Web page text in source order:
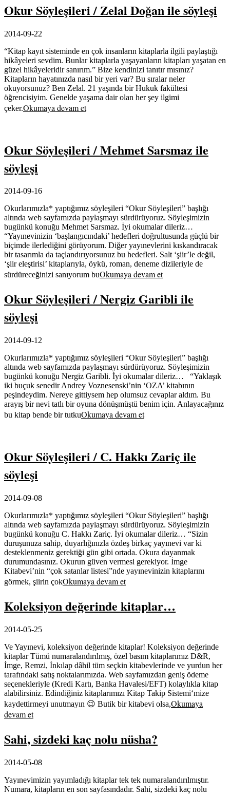
Okur Söyleşileri / Zelal Doğan ile söyleşi
2014-09-22
“Kitap kayıt sisteminde en çok insanların kitaplarla ilgili paylaştığı
hikâyeleri sevdim. Bunlar kitaplarla yaşayanların kitapları yaşatan en
güzel hikâyeleridir sanırım.” Bize kendinizi tanıtır mısınız?
Kitapların hayatınızda nasıl bir yeri var? Bu sıralar neler
okuyorsunuz? Ben Zelal. 21 yaşında bir Hukuk fakültesi
öğrencisiyim. Genelde yaşama dair olan her şey ilgimi
çeker.Okumaya devam et
Okur Söyleşileri / Mehmet Sarsmaz ile
söyleşi
2014-09-16
Okurlarımızla* yaptığımız söyleşileri “Okur Söyleşileri” başlığı
altında web sayfamızda paylaşmayı sürdürüyoruz. Söyleşimizin
bugünkü konuğu Mehmet Sarsmaz. İyi okumalar dileriz…
“Yayınevinizin ‘başlangıcındaki’ hedefleri doğrultusunda güçlü bir
biçimde ilerlediğini görüyorum. Diğer yayınevlerini kıskandıracak
bir tasarımla da taçlandırıyorsunuz bu hedefleri. Salt ‘şiir’le değil,
‘şiir eleştirisi’ kitaplarıyla, öykü, roman, deneme dizileriyle de
sürdüreceğinizi sanıyorum buOkumaya devam et
Okur Söyleşileri / Nergiz Garibli ile
söyleşi
2014-09-12
Okurlarımızla* yaptığımız söyleşileri “Okur Söyleşileri” başlığı
altında web sayfamızda paylaşmayı sürdürüyoruz. Söyleşimizin
bugünkü konuğu Nergiz Garibli. İyi okumalar dileriz… “Yaklaşık
iki buçuk senedir Andrey Voznesenski’nin ‘OZA’ kitabının
peşindeydim. Nereye gittiysem hep olumsuz cevaplar aldım. Bu
arayış bir nevi tatlı bir oyuna dönüşmüştü benim için. Anlayacağınız
bu kitap bende bir tutkuOkumaya devam et
Okur Söyleşileri / C. Hakkı Zariç ile
söyleşi
2014-09-08
Okurlarımızla* yaptığımız söyleşileri “Okur Söyleşileri” başlığı
altında web sayfamızda paylaşmayı sürdürüyoruz. Söyleşimizin
bugünkü konuğu C. Hakkı Zariç. İyi okumalar dileriz… “Sizin
duruşunuza sahip, duyarlığınızla özdeş birkaç yayınevi var ki
desteklenmeniz gerektiği gün gibi ortada. Okura dayanmak
durumundasınız. Okurun güven vermesi gerekiyor. İmge
Kitabevi’nin “çok satanlar listesi”nde yayınevinizin kitaplarını
görmek, şiirin çokOkumaya devam et
Koleksiyon değerinde kitaplar…
2014-05-25
Ve Yayınevi, koleksiyon değerinde kitaplar! Koleksiyon değerinde
kitaplar Tümü numaralandırılmış, özel basım kitaplarımız D&R,
İmge, Remzi, İnkılap dâhil tüm seçkin kitabevlerinde ve yurdun her
tarafındaki satış noktalarımızda. Web sayfamızdan geniş ödeme
seçenekleriyle (Kredi Kartı, Banka Havalesi/EFT) kolaylıkla kitap
alabilirsiniz. Edindiğiniz kitaplarımızı Kitap Takip Sistemi‘mize
kaydettirmeyi unutmayın 😉 Butik bir kitabevi olsa,Okumaya
devam et
Sahi, sizdeki kaç nolu nüsha?
2014-05-08
Yayınevimizin yayımladığı kitaplar tek tek numaralandırılmıştır.
Numara, kitapların en son sayfasındadır. Sahi, sizdeki kaç nolu